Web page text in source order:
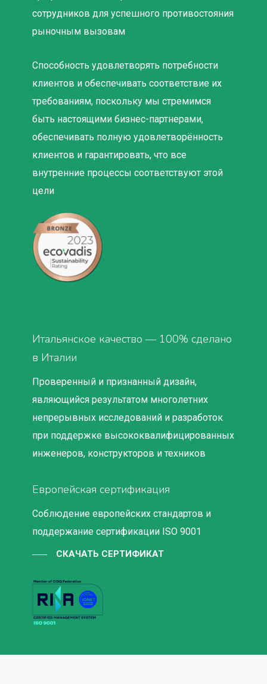
сотрудников для успешного противостояния
рыночным вызовам
Способность удовлетворять потребности
клиентов и обеспечивать соответствие их
требованиям, поскольку мы стремимся
быть настоящими бизнес-партнерами,
обеспечивать полную удовлетворённость
клиентов и гарантировать, что все
внутренние процессы соответствуют этой
цели
Итальянское качество — 100% сделано
в Италии
Проверенный и признанный дизайн,
являющийся результатом многолетних
непрерывных исследований и разработок
при поддержке высококвалифицированных
инженеров, конструкторов и техников
Европейская сертификация
Соблюдение европейских стандартов и
поддержание сертификации ISO 9001
СКАЧАТЬ СЕРТИФИКАТ